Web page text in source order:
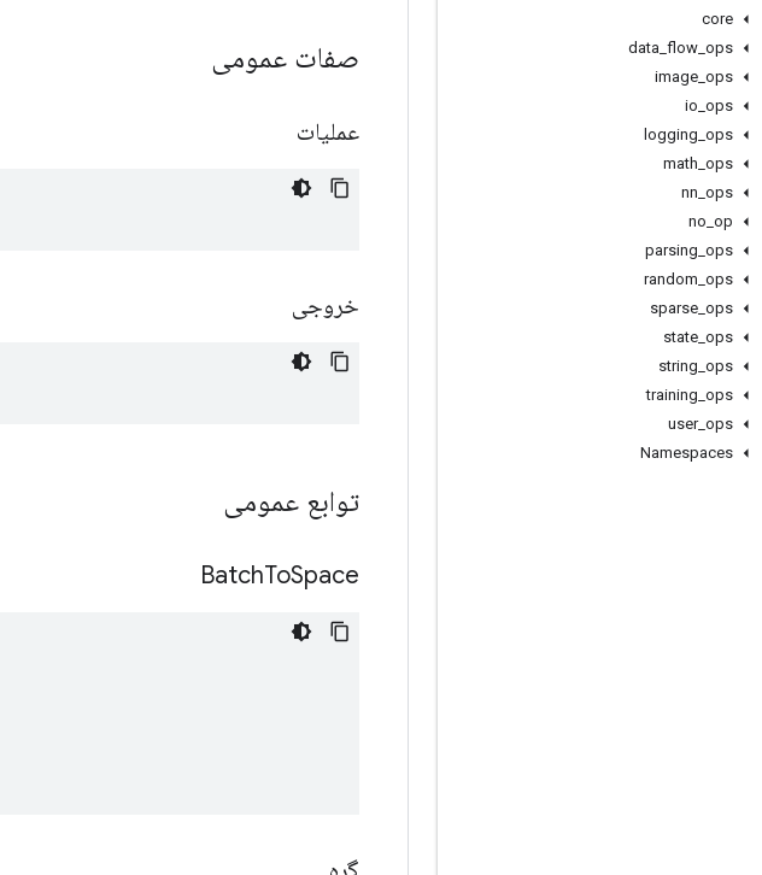
core
data flow ops
image ops
io ops
logging ops
math ops
nn ops
no op
parsing ops
random ops
sparse ops
state ops
string ops
training ops
user_ ops
Namespaces
صفات عمومی
عملیات
خروجی
توابع عمومی
BatchToSpace